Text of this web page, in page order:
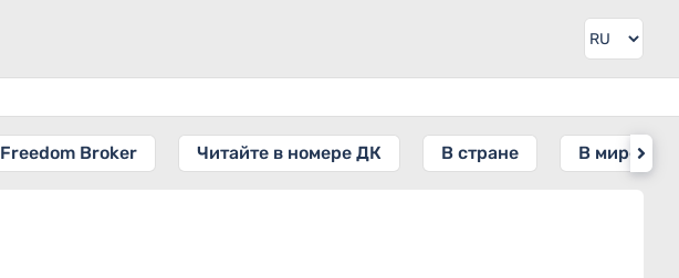
Freedom Broker Читайте в номере ДК В стране В мире